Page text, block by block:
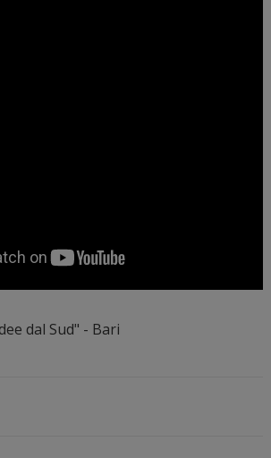
dal Sud" - Bari